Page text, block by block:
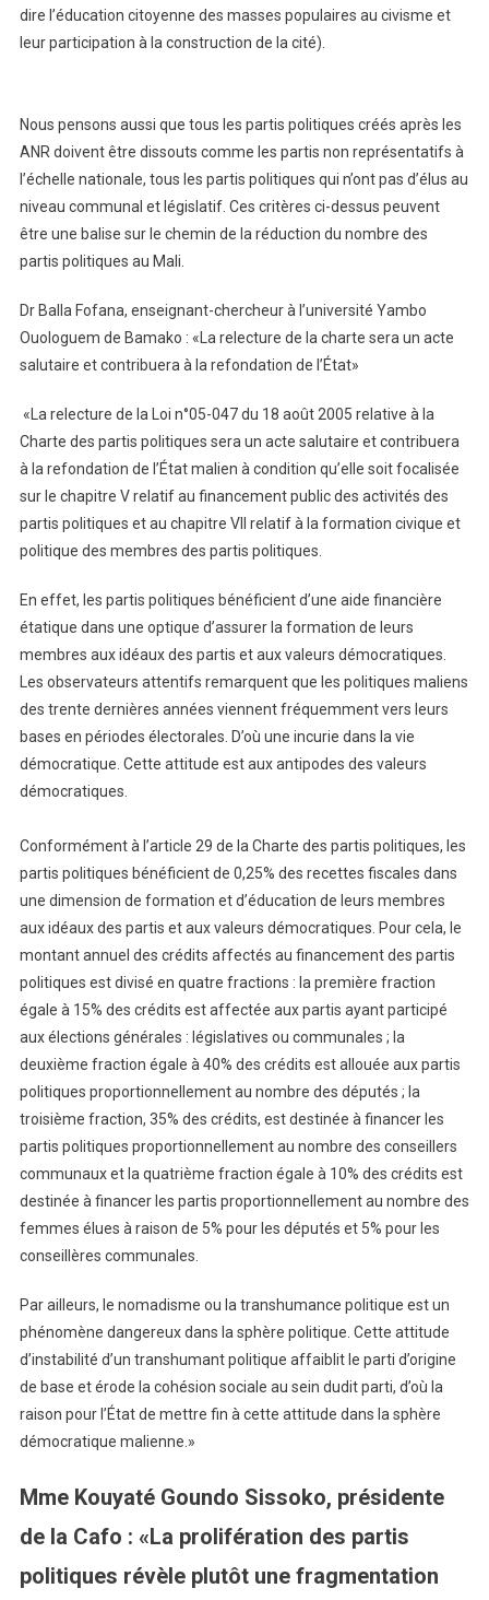
dire l’éducation citoyenne des masses populaires au civisme et
leur participation à la construction de la cité).
Nous pensons aussi que tous les partis politiques créés après les
ANR doivent être dissouts comme les partis non représentatifs à
l’échelle nationale, tous les partis politiques qui n’ont pas d’élus au
niveau communal et législatif. Ces critères ci-dessus peuvent
être une balise sur le chemin de la réduction du nombre des
partis politiques au Mali.
Dr Balla Fofana, enseignant-chercheur à l’université Yambo
Ouologuem de Bamako : «La relecture de la charte sera un acte
salutaire et contribuera à la refondation de l’État»
«La relecture de la Loi n°05-047 du 18 août 2005 relative à la
Charte des partis politiques sera un acte salutaire et contribuera
à la refondation de l’État malien à condition qu’elle soit focalisée
sur le chapitre V relatif au financement public des activités des
partis politiques et au chapitre VII relatif à la formation civique et
politique des membres des partis politiques.
En effet, les partis politiques bénéficient d’une aide financière
étatique dans une optique d’assurer la formation de leurs
membres aux idéaux des partis et aux valeurs démocratiques.
Les observateurs attentifs remarquent que les politiques maliens
des trente dernières années viennent fréquemment vers leurs
bases en périodes électorales. D’où une incurie dans la vie
démocratique. Cette attitude est aux antipodes des valeurs
démocratiques.
Conformément à l’article 29 de la Charte des partis politiques, les
partis politiques bénéficient de 0,25% des recettes fiscales dans
une dimension de formation et d’éducation de leurs membres
aux idéaux des partis et aux valeurs démocratiques. Pour cela, le
montant annuel des crédits affectés au financement des partis
politiques est divisé en quatre fractions : la première fraction
égale à 15% des crédits est affectée aux partis ayant participé
aux élections générales : législatives ou communales ; la
deuxième fraction égale à 40% des crédits est allouée aux partis
politiques proportionnellement au nombre des députés ; la
troisième fraction, 35% des crédits, est destinée à financer les
partis politiques proportionnellement au nombre des conseillers
communaux et la quatrième fraction égale à 10% des crédits est
destinée à financer les partis proportionnellement au nombre des
femmes élues à raison de 5% pour les députés et 5% pour les
conseillères communales.
Par ailleurs, le nomadisme ou la transhumance politique est un
phénomène dangereux dans la sphère politique. Cette attitude
d’instabilité d’un transhumant politique affaiblit le parti d’origine
de base et érode la cohésion sociale au sein dudit parti, d’où la
raison pour l’État de mettre fin à cette attitude dans la sphère
démocratique malienne.»
Mme Kouyaté Goundo Sissoko, présidente
de la Cafo : «La prolifération des partis
politiques révèle plutôt une fragmentation